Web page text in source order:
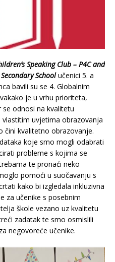
Speaking Club – P4C and
Schoolučenici 5. a
bavili su se 4. Globalnim
je u vrhu prioriteta,
odnosi na kvalitetu
uvjetima obrazovanja
kvalitetno obrazovanje.
koje smo mogli odabrati
probleme s kojima se
te pronaći neko
pomoći u suočavanju s
kako bi izgledala inkluzivna
za učenike s posebnim
škole vezano uz kvalitetu
zadatak te smo osmislili
negovoreće učenike.